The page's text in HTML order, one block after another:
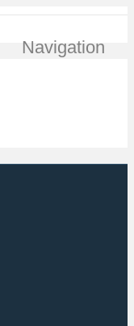
Navigation